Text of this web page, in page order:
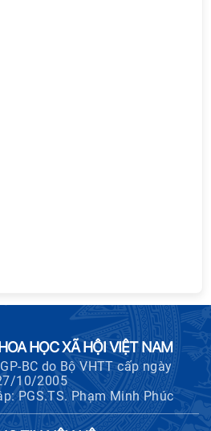
HỌC XÃ HỘI VIỆT NAM
BC do Bộ VHTT cấp ngày
10/2005
PGS.TS. Phạm Minh Phúc